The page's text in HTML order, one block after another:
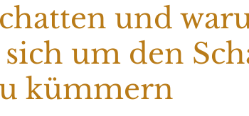
und
um den
kümmern